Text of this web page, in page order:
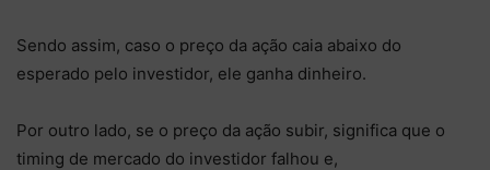
Sendo assim, caso o preço da ação caia abaixo do
esperado pelo investidor, ele ganha dinheiro.
Por outro lado, se o preço da ação subir, significa que o
timing de mercado do investidor falhou e,